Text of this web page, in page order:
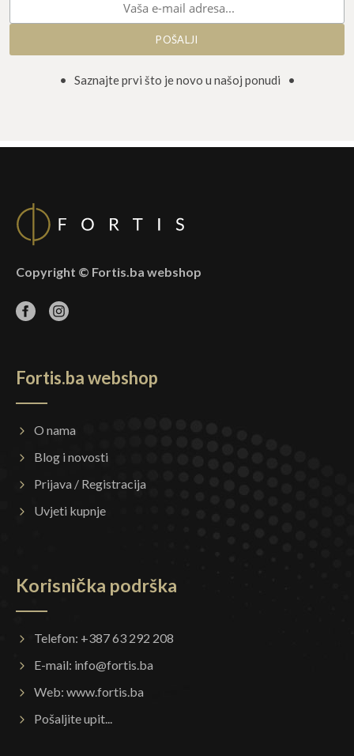
• Saznajte prvi što je novo u našoj ponudi •
Copyright © Fortis.ba webshop
Fortis.ba webshop
O nama
Blog i novosti
Prijava / Registracija
Uvjeti kupnje
Korisnička podrška
Telefon: +387 63 292 208
E-mail: info@fortis.ba
Web: www.fortis.ba
Pošaljite upit...